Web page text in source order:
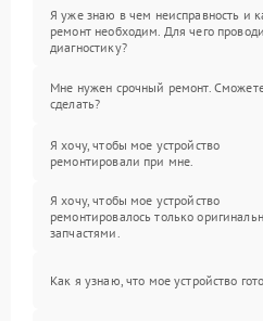
Я уже знаю в чем неисправность и
ремонт необходим. Для чего
диагностику?
Мне нужен срочный ремонт.
сделать?
Я хочу, чтобы мое устройство
ремонтировали при мне.
Я хочу, чтобы мое устройство
ремонтировалось только
запчастями.
Как я узнаю, что мое устройство